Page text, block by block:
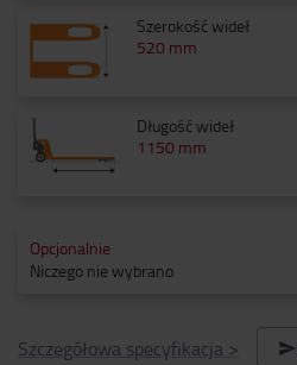
Szerokość wideł
520 mm
Długość wideł
1150 mm
Opcjonalnie
Niczego nie wybrano
Szczegółowa specyfikacja >